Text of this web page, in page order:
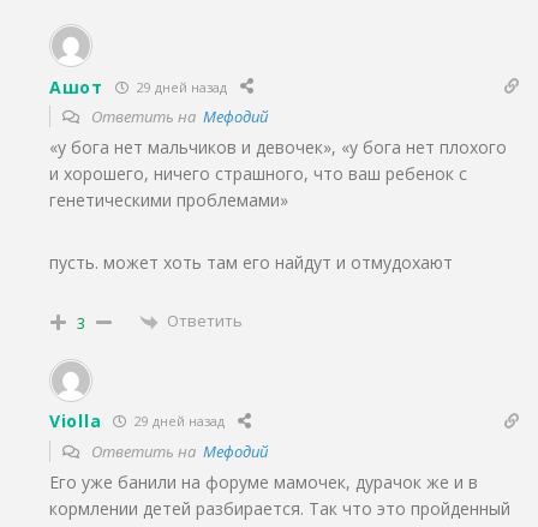
Ашот 29 дней назад
Ответить на Мефодий
«у бога нет мальчиков и девочек», «у бога нет плохого
и хорошего, ничего страшного, что ваш ребенок с
генетическими проблемами»
пусть. может хоть там его найдут и отмудохают
3 Ответить
Violla 29 дней назад
Ответить на Мефодий
Его уже банили на форуме мамочек, дурачок же и в
кормлении детей разбирается. Так что это пройденный